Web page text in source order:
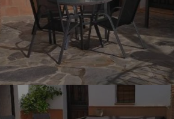
sua ricerca. Provare a modificare la
appena troverà la bussola, tornerà.